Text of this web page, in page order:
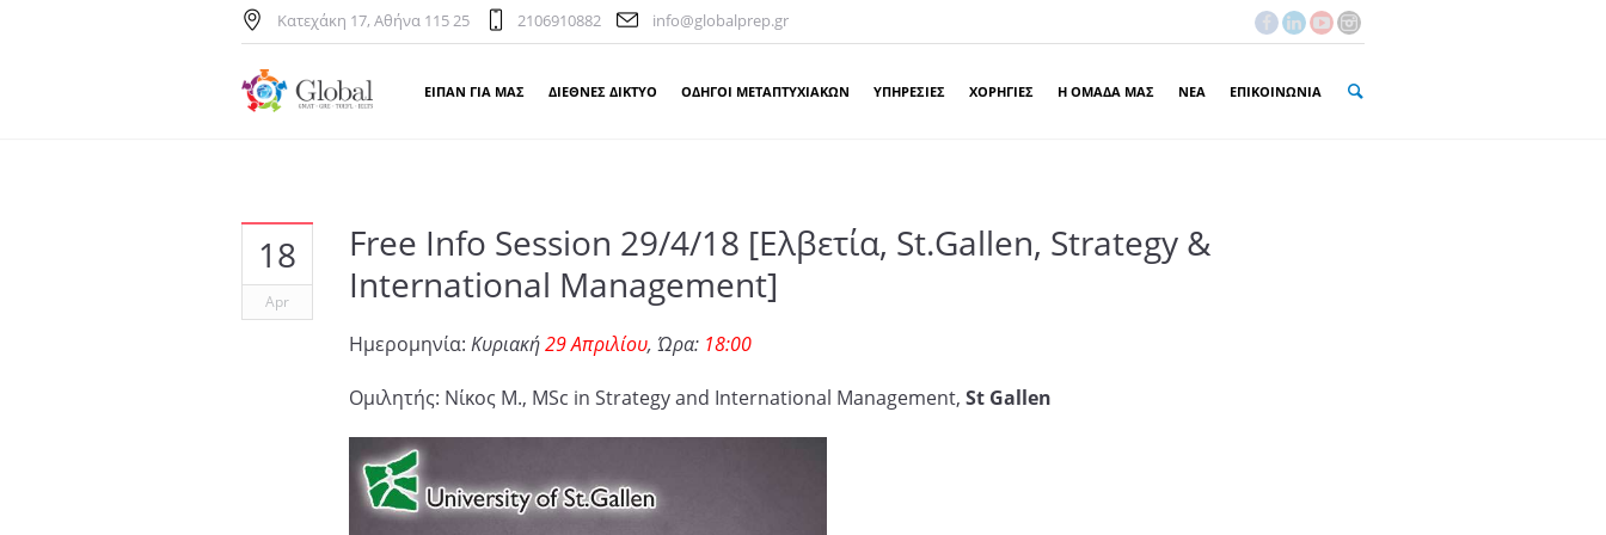
Κατεχάκη 17, Αθήνα 115 25 2106910882 info@globalprep.gr
ΕΙΠΑΝ ΓΙΑ ΜΑΣ ΔΙΕΘΝΕΣ ΔΙΚΤΥΟ ΟΔΗΓΟΙ ΜΕΤΑΠΤΥΧΙΑΚΩΝ ΥΠΗΡΕΣΙΕΣ ΧΟΡΗΓΙΕΣ Η ΟΜΑΔΑ ΜΑΣ ΝΕΑ ΕΠΙΚΟΙΝΩΝΙΑ
18
Apr
Free Info Session 29/4/18 [Ελβετία, St.Gallen, Strategy &
International Management]
Ημερομηνία: Κυριακή29 Απριλίου, Ώρα: 18:00
Ομιλητής: Νίκος Μ., MSc in Strategy and International Management, St Gallen